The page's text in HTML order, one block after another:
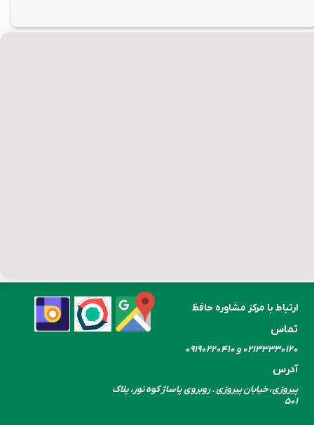
تماس
۰۲۱۳۳۳۳۰​​​​​​​۱۲۰ و ۰۹۱۹۰۲۲۰۴۱۰
آدرس
پیروزی، خیابان پیروزی . روبروی پاساژ کوه نور، پلاک
۵۰۱
ارتباط با مرکز مشاوره حافظ